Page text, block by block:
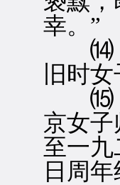
幸。”
⒁ “
旧时
⒂ 《
京女
至一
日周